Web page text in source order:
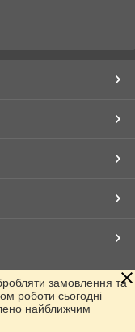
замовлення та
роботи сьогодні
найближчим